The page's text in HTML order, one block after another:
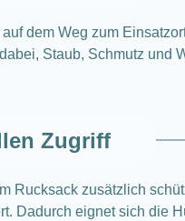
dem Weg zum
Staub, Schmutz und
Zugriff
Rucksack zusätzlich
Dadurch eignet sich die